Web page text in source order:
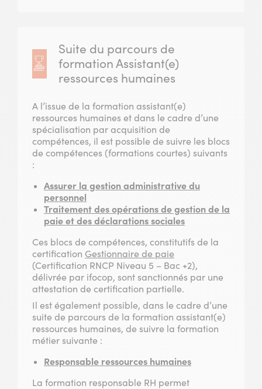
Suite du parcours de
formation Assistant(e)
ressources humaines
A l’issue de la formation assistant(e)
ressources humaines et dans le cadre d’une
spécialisation par acquisition de
compétences, il est possible de suivre les blocs
de compétences (formations courtes) suivants
:
Assurer la gestion administrative du
personnel
Traitement des opérations de gestion de la
paie et des déclarations sociales
Ces blocs de compétences, constitutifs de la
certification Gestionnaire de paie
(Certification RNCP Niveau 5 – Bac +2),
délivrée par ifocop, sont sanctionnés par une
attestation de certification partielle.
Il est également possible, dans le cadre d’une
suite de parcours de la formation assistant(e)
ressources humaines, de suivre la formation
métier suivante :
Responsable ressources humaines
La formation responsable RH permet